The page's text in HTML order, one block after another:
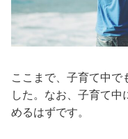
ここまで、子育て中で
した。なお、子育て
めるはずです。